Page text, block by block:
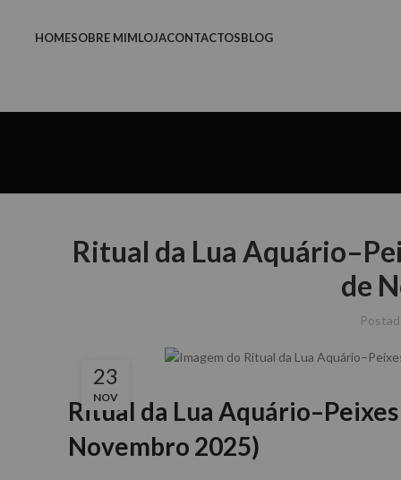
HOMESOBRE MIMLOJACONTACTOSBLOG
Ritual da Lua
de
23
NOV
Ritual da Lua
Novembro 2025)